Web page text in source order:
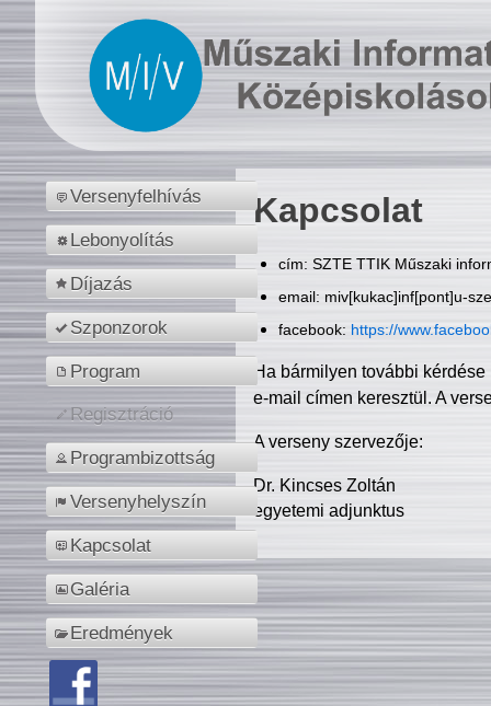
Versenyfelhívás
Lebonyolítás
Díjazás
Szponzorok
Program
Regisztráció
Programbizottság
Versenyhelyszín
Kapcsolat
Galéria
Eredmények
Kapcsolat
cím: SZTE TTIK Műszaki
email: miv[kukac]inf[pont]u-
facebook: https://
Ha bármilyen további
e-mail címen keresztül. A
A verseny szervezője:
Dr. Kincses Zoltán
egyetemi adjunktus